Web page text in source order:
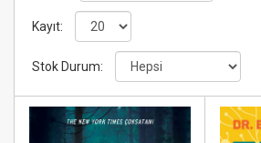
MÜGE ÇEVİK - (1)
ELÇİN ÇETİNKALE - (1)
NESLİHAN ODABAŞ BAYKUT - (1)
HANDE AKIN - (1)
ANIL ALTAŞ BRUG - (1)
Kayıt:
Stok Durum: